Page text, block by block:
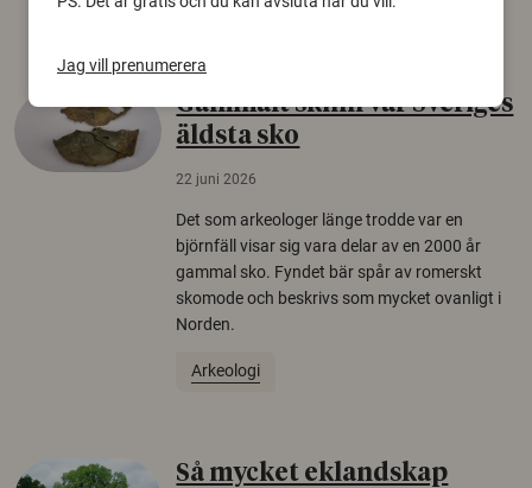
Gammalt skinn var Sveriges
äldsta sko
22 juni 2026
Det som arkeologer länge trodde var en
björnfäll visar sig vara delar av en 2000 år
gammal sko. Fyndet bär spår av romerskt
skomode och beskrivs som mycket ovanligt i
Norden.
Arkeologi
Så mycket eklandskap
Jag vill prenumerera